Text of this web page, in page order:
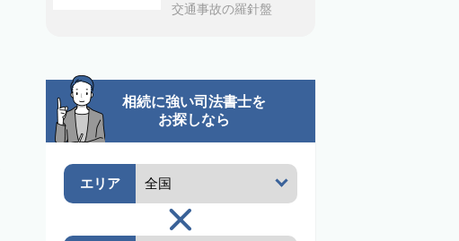
交通事故の羅針盤
相続に強い司法書士を
お探しなら
エリア